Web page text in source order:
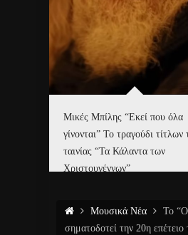
Μικές Μπίλης “Εκεί που όλα
γίνονται” Το τραγούδι τίτλων
ταινίας “Τα Κάλαντα των
Χριστουγέννων”
Μουσικά Νέα
Το
σηματοδοτεί την 20η